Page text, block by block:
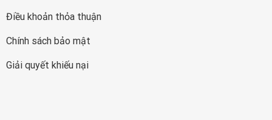
Điều khoản thỏa thuận
Chính sách bảo mật
Giải quyết khiếu nại